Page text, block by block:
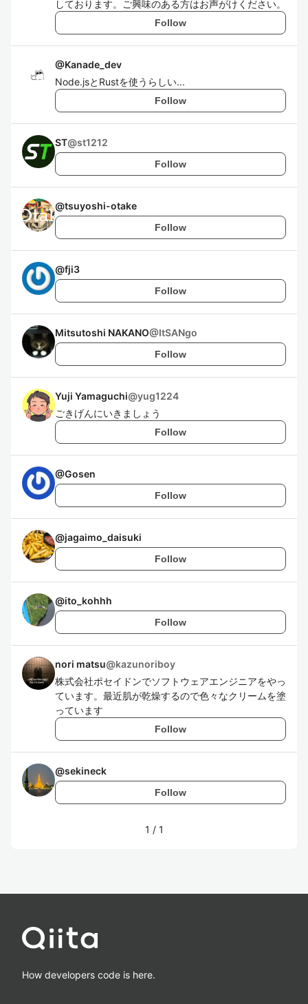
しております。ご興味のある方はお声がけください。
Follow
@Kanade_dev
Node.jsとRustを使うらしい...
Follow
ST@st1212
Follow
@tsuyoshi-otake
Follow
@fji3
Follow
Mitsutoshi NAKANO@ItSANgo
Follow
Yuji Yamaguchi@yug1224
ごきげんにいきましょう
Follow
@Gosen
Follow
@jagaimo_daisuki
Follow
@ito_kohhh
Follow
nori matsu@kazunoriboy
株式会社ポセイドンでソフトウェアエンジニアをやっ
ています。最近肌が乾燥するので色々なクリームを塗
っています
Follow
@sekineck
Follow
1 / 1
How developers code is here.